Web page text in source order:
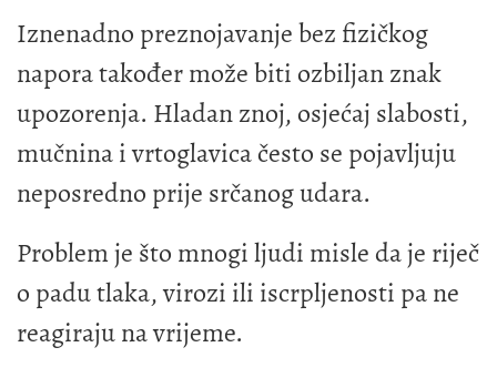
Iznenadno preznojavanje bez fizičkog
napora također može biti ozbiljan znak
upozorenja. Hladan znoj, osjećaj slabosti,
mučnina i vrtoglavica često se pojavljuju
neposredno prije srčanog udara.
Problem je što mnogi ljudi misle da je riječ
o padu tlaka, virozi ili iscrpljenosti pa ne
reagiraju na vrijeme.